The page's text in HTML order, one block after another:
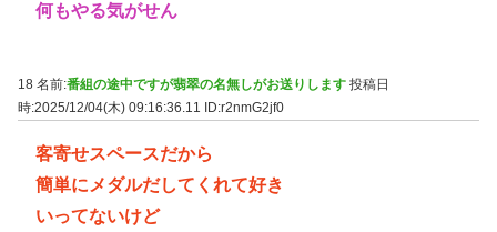
何もやる気がせん
18 名前:番組の途中ですが翡翠の名無しがお送りします 投稿日
時:2025/12/04(木) 09:16:36.11 ID:r2nmG2jf0
客寄せスペースだから
簡単にメダルだしてくれて好き
いってないけど